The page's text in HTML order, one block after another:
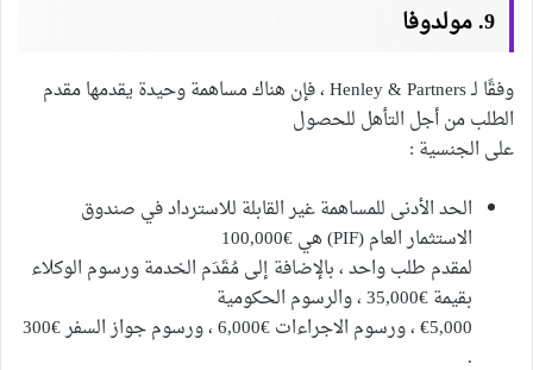
9. مولدوفا
وفقًا لـ Henley & Partners ، فإن هناك مساهمة وحيدة يقدمها مقدم
الطلب من أجل التأهل للحصول
على الجنسية :
الحد الأدنى للمساهمة غير القابلة للاسترداد في صندوق
الاستثمار العام (PIF) هي €100,000
لمقدم طلب واحد ، بالإضافة إلى مُقَدَم الخدمة ورسوم الوكلاء
بقيمة €35,000 ، والرسوم الحكومية
€5,000 ، ورسوم الاجراءات €6,000 ، ورسوم جواز السفر €300
.